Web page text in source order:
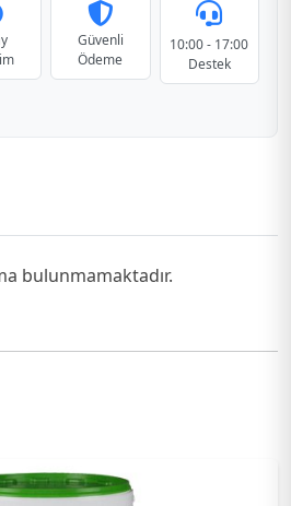
Güvenli
Ödeme
10:00 - 17:00
Destek
bulunmamaktadır.